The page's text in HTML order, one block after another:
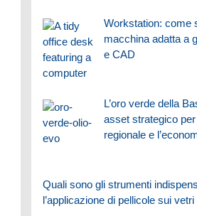
Workstation: come
macchina adatta a
e CAD
L’oro verde della
asset strategico
regionale e
Quali sono gli strumenti
l’applicazione di pellicole sui vetri